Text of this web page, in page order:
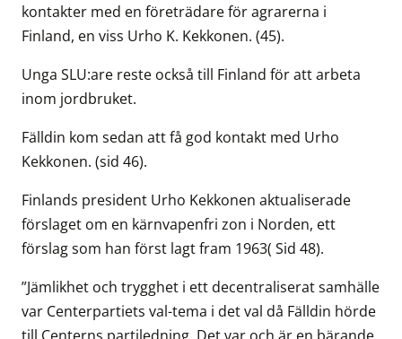
kontakter med en företrädare för agrarerna i
Finland, en viss Urho K. Kekkonen. (45).
Unga SLU:are reste också till Finland för att arbeta
inom jordbruket.
Fälldin kom sedan att få god kontakt med Urho
Kekkonen. (sid 46).
Finlands president Urho Kekkonen aktualiserade
förslaget om en kärnvapenfri zon i Norden, ett
förslag som han först lagt fram 1963( Sid 48).
”Jämlikhet och trygghet i ett decentraliserat samhälle
var Centerpartiets val-tema i det val då Fälldin hörde